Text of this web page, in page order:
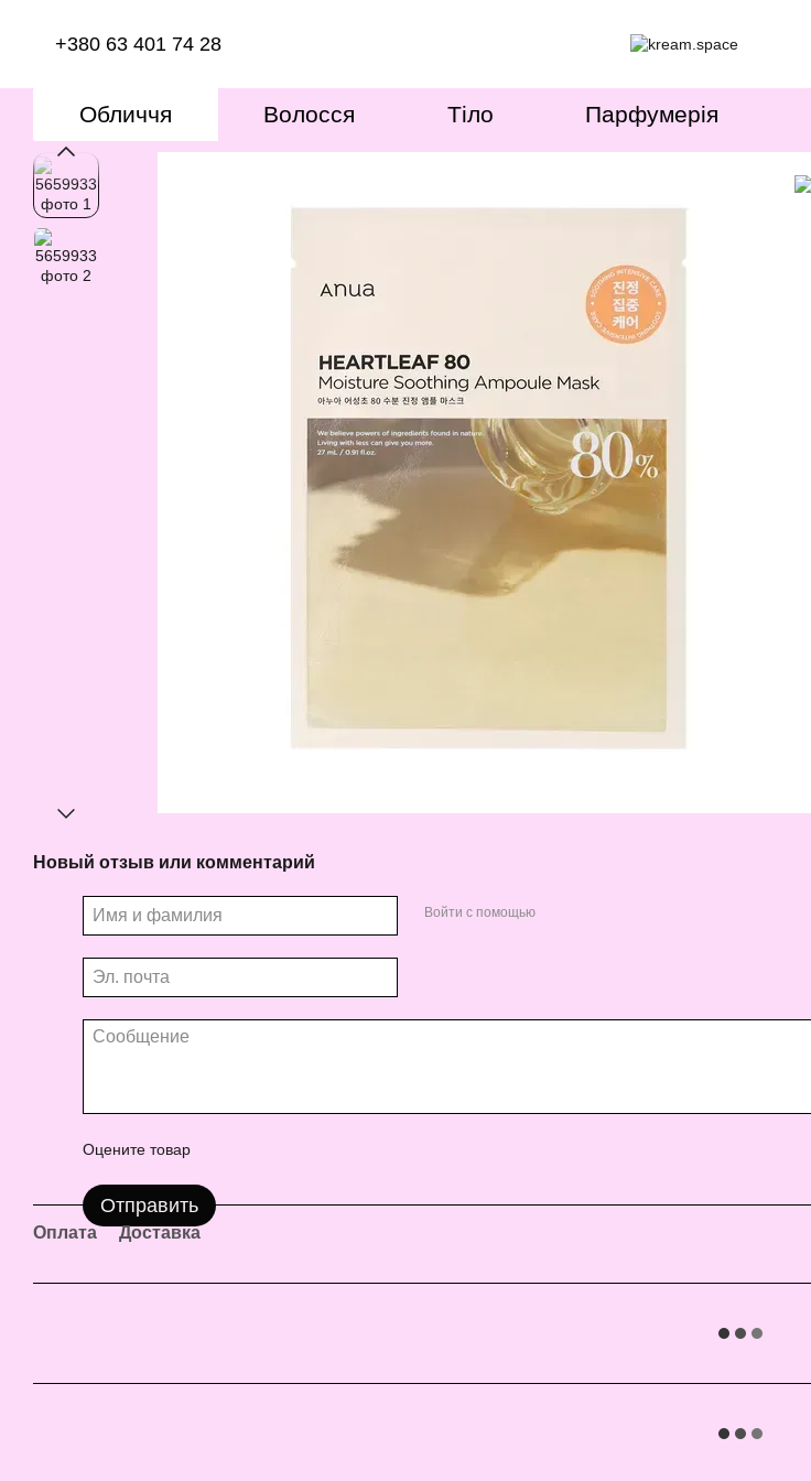
+380 63 401 74 28
Обличчя Волосся Тіло Парфумерія
Новый отзыв или комментарий
Войти с помощью
Оцените товар
Отправить
Оплата Доставка